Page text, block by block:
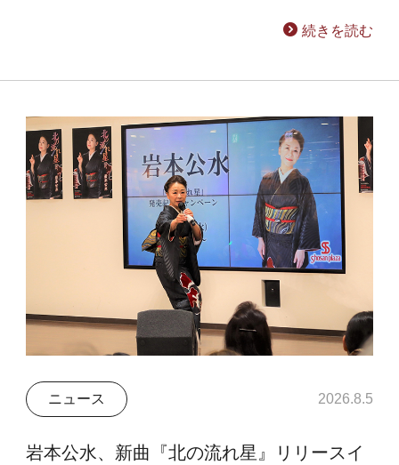
続きを読む
ニュース 2026.8.5
岩本公水、新曲『北の流れ星』リリースイ